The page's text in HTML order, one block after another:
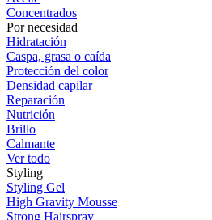
Concentrados
Por necesidad
Hidratación
Caspa, grasa o caída
Protección del color
Densidad capilar
Reparación
Nutrición
Brillo
Calmante
Ver todo
Styling
Styling Gel
High Gravity Mousse
Strong Hairspray